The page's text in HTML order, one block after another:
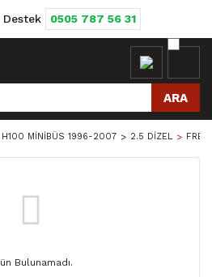
0505 787 56 31
ARA
H100 MİNİBÜS 1996-2007 2.5 DİZEL
Bulunamadı.